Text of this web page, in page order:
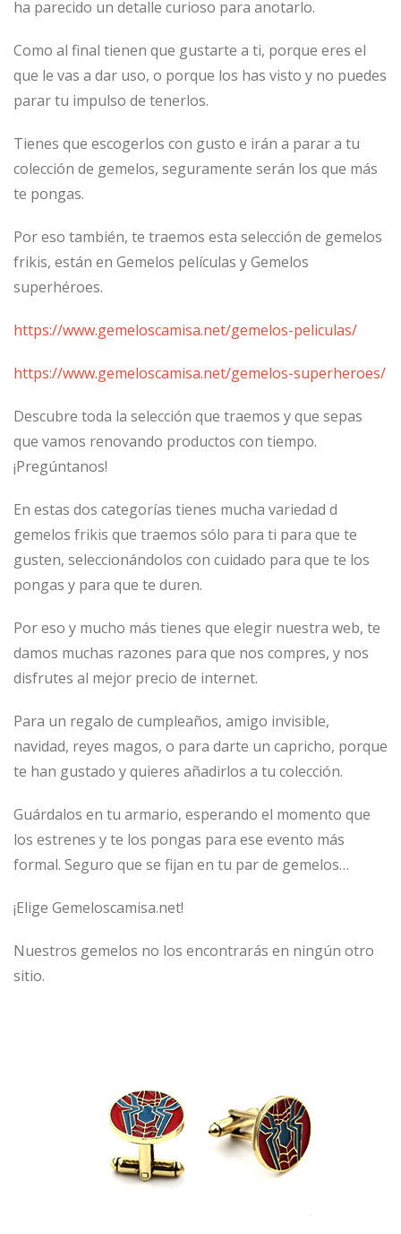
ha parecido un detalle curioso para anotarlo.
Como al final tienen que gustarte a ti, porque eres el
que le vas a dar uso, o porque los has visto y no puedes
parar tu impulso de tenerlos.
Tienes que escogerlos con gusto e irán a parar a tu
colección de gemelos, seguramente serán los que más
te pongas.
Por eso también, te traemos esta selección de gemelos
frikis, están en Gemelos películas y Gemelos
superhéroes.
https://www.gemeloscamisa.net/gemelos-peliculas/
https://www.gemeloscamisa.net/gemelos-superheroes/
Descubre toda la selección que traemos y que sepas
que vamos renovando productos con tiempo.
¡Pregúntanos!
En estas dos categorías tienes mucha variedad d
gemelos frikis que traemos sólo para ti para que te
gusten, seleccionándolos con cuidado para que te los
pongas y para que te duren.
Por eso y mucho más tienes que elegir nuestra web, te
damos muchas razones para que nos compres, y nos
disfrutes al mejor precio de internet.
Para un regalo de cumpleaños, amigo invisible,
navidad, reyes magos, o para darte un capricho, porque
te han gustado y quieres añadirlos a tu colección.
Guárdalos en tu armario, esperando el momento que
los estrenes y te los pongas para ese evento más
formal. Seguro que se fijan en tu par de gemelos…
¡Elige Gemeloscamisa.net!
Nuestros gemelos no los encontrarás en ningún otro
sitio.